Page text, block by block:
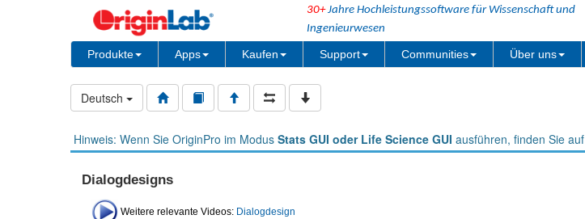
30+Jahre Hochleistungssoftware für Wissenschaft und
Ingenieurwesen
Produkte Apps Kaufen Support Communities Über uns
Deutsch
Hinweis: Wenn Sie OriginPro im Modus Stats GUI oder Life Science GUI ausführen, finden Sie auf
Dialogdesigns
Weitere relevante Videos: Dialogdesign